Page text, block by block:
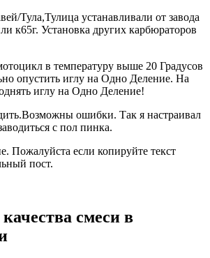
Тула,Тулица устанавливали от завода
к65г. Установка других карбюраторов
в температуру выше 20 Градусов
опустить иглу на Одно Деление. На
иглу на Одно Деление!
ошибки. Так я настраивал
с пол пинка.
Пожалуйста если копируйте текст
пост.
смеси в